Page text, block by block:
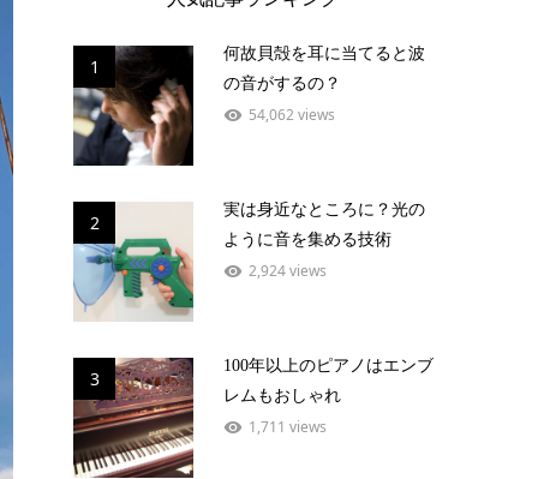
1
何故貝殻を耳に当てると波
の音がするの？
54,062 views
2
実は身近なところに？光の
ように音を集める技術
2,924 views
3
100年以上のピアノはエンブ
レムもおしゃれ
1,711 views